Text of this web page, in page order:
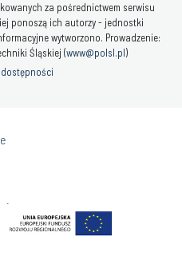
za pośrednictwem serwisu
ponoszą ich autorzy - jednostki
wytworzono. Prowadzenie:
Śląskiej (www@polsl.pl)